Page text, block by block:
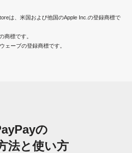
は、米国および他国のApple Inc.の登録商標で
商標です。
ェーブの登録商標です。
の
法と使い方